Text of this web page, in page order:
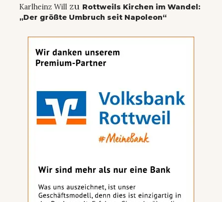
Karlheinz Will zu Rottweils Kirchen im Wandel:
„Der größte Umbruch seit Napoleon“